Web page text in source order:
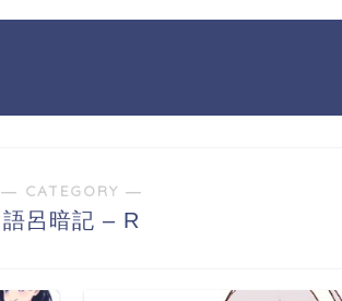
― CATEGORY ―
語呂暗記 – R